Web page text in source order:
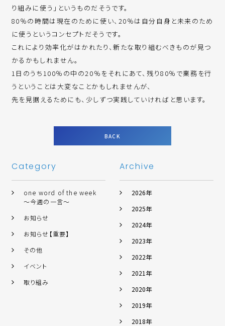
り組みに使う」というものだそうです。
80％の時間は現在のために使い、20％は自分自身と未来のため
に使うというコンセプトだそうです。
これにより効率化がはかれたり、新たな取り組むべきものが見つ
かるかもしれません。
1日のうち100％の中の20％をそれにあて、残り80％で業務を行
うということは大変なことかもしれませんが、
先を見据えるためにも、少しずつ実践していければと思います。
BACK
Category
one word of the week
～今週の一言～
お知らせ
お知らせ【重要】
その他
イベント
取り組み
Archive
2026年
2025年
2024年
2023年
2022年
2021年
2020年
2019年
2018年